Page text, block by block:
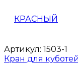
Артикул: 1503-1
Кран для